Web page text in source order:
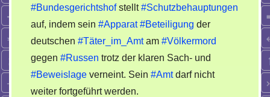
stellt
Schutzbehauptungen
auf
#Bundesgerichtshofstellt#Schutzbehauptungen
auf, indem sein #Apparat #Beteiligung der
deutschen #Täter_im_Amtam #Völkermord
gegen #Russen trotz der klaren Sach- und
#Beweislage verneint. Sein #Amtdarf nicht
weiter fortgeführt werden.